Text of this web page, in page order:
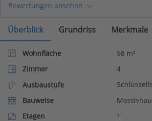
Bewertungen ansehen
Überblick Grundriss Merkmale
Wohnfläche
98 m²
Zimmer
4
Ausbaustufe
Bauweise
Etagen
1